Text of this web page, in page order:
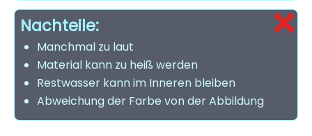
Nachteile:
Manchmal zu laut
Material kann zu heiß werden
Restwasser kann im Inneren bleiben
Abweichung der Farbe von der Abbildung